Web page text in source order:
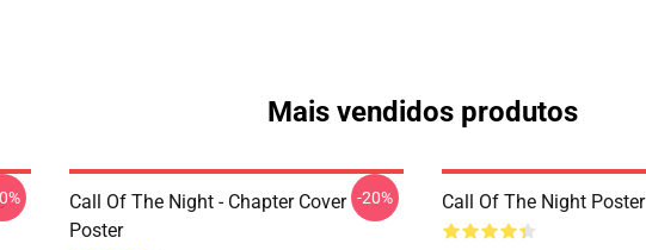
Mais vendidos produtos
Call Of The Night - Chapter Cover
Poster
-20% Call Of The Night Poster